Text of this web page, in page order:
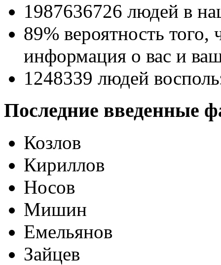
1987636726 людей в
89% вероятность того,
информация о вас и
1248339 людей
Последние введенные
Козлов
Кириллов
Носов
Мишин
Емельянов
Зайцев